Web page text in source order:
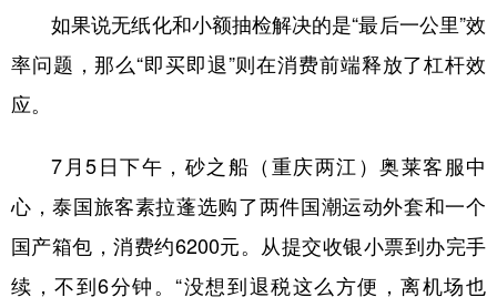
如果说无纸化和小额抽检解决的是“最后一公里”效
率问题，那么“即买即退”则在消费前端释放了杠杆效
应。
7月5日下午，砂之船（重庆两江）奥莱客服中
心，泰国旅客素拉蓬选购了两件国潮运动外套和一个
国产箱包，消费约6200元。从提交收银小票到办完手
续，不到6分钟。“没想到退税这么方便，离机场也